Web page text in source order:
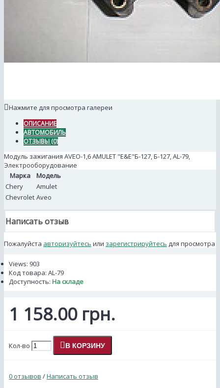
Нажмите для просмотра галереи
ОПИСАНИЕ
АВТОМОБИЛЬ
ОТЗЫВЫ (0)
Модуль зажигания AVEO-1,6 AMULET "E&E"Б-127, Б-127, AL-79,
Электрооборудование
Марка
Модель
Chery
Amulet
Chevrolet Aveo
Написать отзыв
Пожалуйста авторизуйтесь или зарегистрируйтесь для просмотра
Views: 903
Код товара: AL-79
Доступность: На складе
1 158.00 грн.
Кол-во В КОРЗИНУ
0 отзывов /Написать отзыв